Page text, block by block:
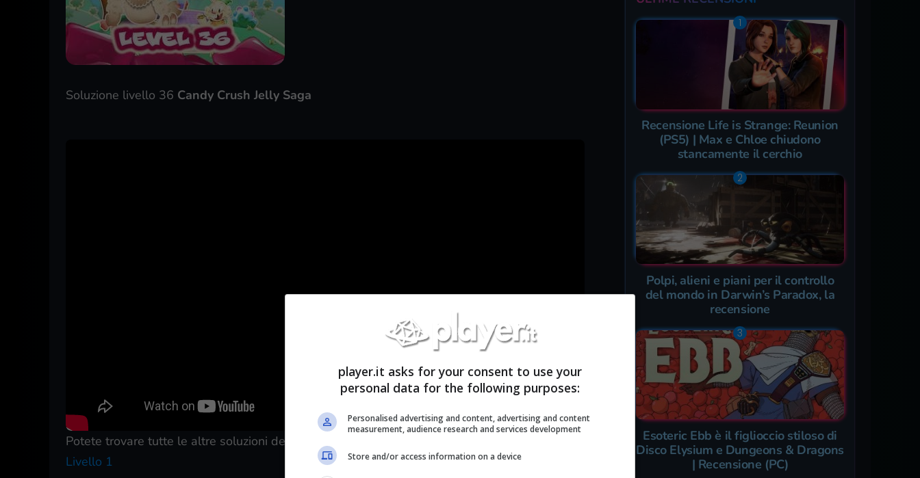
Soluzione livello 36 Candy Crush Jelly Saga
Potete trovare tutte le altre soluzioni dei livelli di
Livello 1
Recensione Life is Strange: Reunion
(PS5) | Max e Chloe chiudono
stancamente il cerchio
Polpi, alieni e piani per il controllo
del mondo in Darwin’s Paradox, la
recensione
Esoteric Ebb è il figlioccio stiloso di
Disco Elysium e Dungeons & Dragons
| Recensione (PC)
player.it asks for your consent to use your
personal data for the following purposes:
Personalised advertising and content, advertising and content
measurement, audience research and services development
Store and/or access information on a device